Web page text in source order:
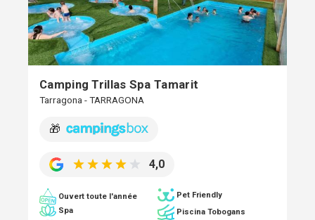
Camping Trillas Spa Tamarit
Tarragona - TARRAGONA
🎁
4,0
Ouvert toute l'année
Pet Friendly
Spa
Piscina Tobogans